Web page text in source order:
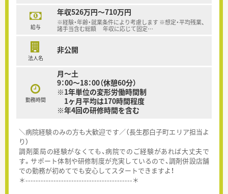
給与
年収526万円～710万円
※経験・年齢・就業条件により考慮します ※想定・平均残業、
諸手当含む総額 年収に応じて固定…
法人名
非公開
勤務時間
月～土
9：00～18：00（休憩60分）
※1年単位の変形労働時間制
1ヶ月平均は170時間程度
※年4回の研修時間を含む
＼病院経験のみの方も大歓迎です／（長生郡白子町エリア担当よ
り）
調剤薬局の経験がなくても、病院でのご経験があれば大丈夫で
す。サポート体制や研修制度が充実しているので、調剤併設店舗
での勤務が初めてでも安心してスタートできますよ！
＊------------------------------------------＊